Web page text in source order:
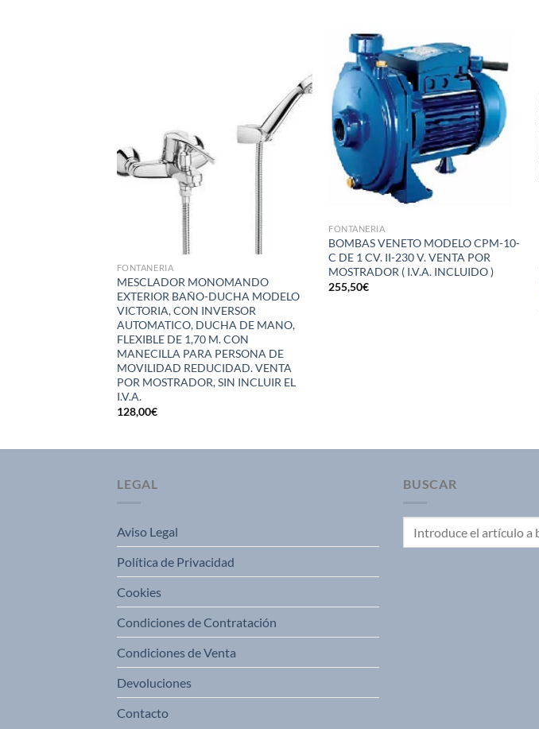
lista de
deseos
FONTANERIA
MESCLADOR MONOMANDO
EXTERIOR BAÑO-DUCHA MODELO
VICTORIA, CON INVERSOR
AUTOMATICO, DUCHA DE MANO,
FLEXIBLE DE 1,70 M. CON
MANECILLA PARA PERSONA DE
MOVILIDAD REDUCIDAD. VENTA
POR MOSTRADOR, SIN INCLUIR EL
I.V.A.
128,00€
Añadir
a la
lista de
deseos
FONTANERIA
BOMBAS VENETO MODELO CPM-10-
C DE 1 CV. II-230 V. VENTA POR
MOSTRADOR ( I.V.A. INCLUIDO )
255,50€
LEGAL
Aviso Legal
Política de Privacidad
Cookies
Condiciones de Contratación
Condiciones de Venta
Devoluciones
Contacto
BUSCAR